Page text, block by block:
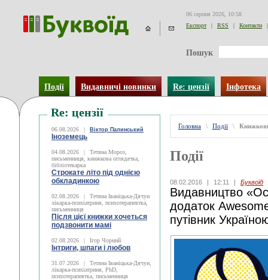
06 серпня 2026, 10:58
Експорт
| RSS | Контакти |
Пошук
Події Видавничі новинки Re: цензії Інфотека
Re: цензії
06.08.2026 | Віктор Палинський
Іноземець
04.08.2026 |
Тетяна Мороз,
письменниця, книжкова оглядачка,
бібліотекарка
Строкате літо під однією
обкладинкою
02.08.2026 |
Тетяна Іваніцька-Дячун
лікарка-психіатриня, психотерапевтка,
письменниця
Після цієї книжки хочеться
подзвонити мамі
02.08.2026 | Ігор Чорний
Інтриги, шпаги і любов
31.07.2026 |
Тетяна Іваніцька-Дячун,
лікарка-психіатриня, PhD,
психотерапевтка, письменниця
Головна \ Події \
Події
08.02.2016 | 12:11 | Буквоїд
Видавництво
додаток
путівник